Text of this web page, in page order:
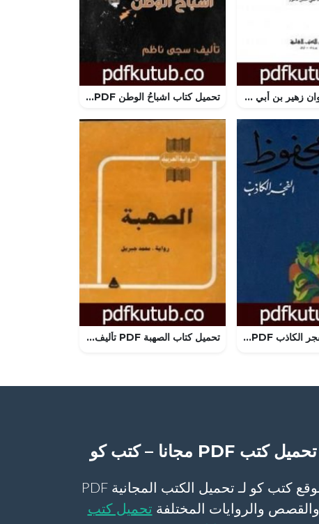
تحميل كتاب ديوان زهير بن أبي سلمى PDF تأليف زهير بن أبي سلمى مجانا [كامل] تحميل كتاب اشباحُ الوطن PDF تأليف سجى ناظم احمد مجانا [كامل]
تحميل كتاب الفجر الكاذب PDF تأليف نجيب محفوظ مجانا [كامل] تحميل كتاب الصهبة PDF تأليف محمد جبريل مجانا [كامل]
تحميل كتب PDF مجانا – كتب كو
موقع كتب كو لـ تحميل الكتب المجانية PDF
والقصص والروايات المختلفة تحميل كتب